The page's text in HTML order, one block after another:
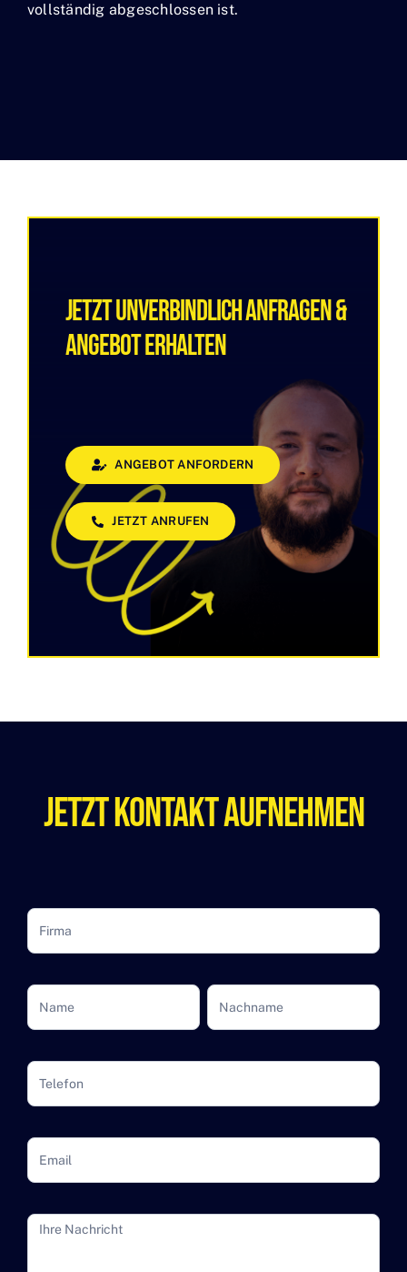
vollständig abgeschlossen ist.
Jetzt Unverbindlich Anfragen &
Angebot Erhalten
ANGEBOT ANFORDERN
JETZT ANRUFEN
Jetzt Kontakt Aufnehmen
Kontaktformular